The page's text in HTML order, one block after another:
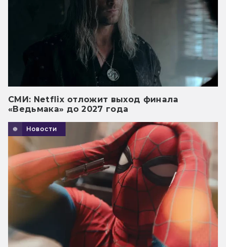
СМИ: Netflix отложит выход финала
«Ведьмака» до 2027 года
Новости